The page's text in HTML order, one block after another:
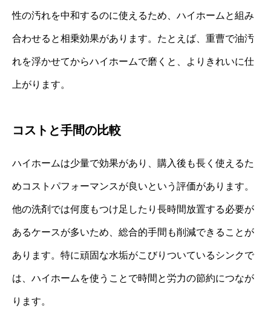
性の汚れを中和するのに使えるため、ハイホームと組み
合わせると相乗効果があります。たとえば、重曹で油汚
れを浮かせてからハイホームで磨くと、よりきれいに仕
上がります。
コストと手間の比較
ハイホームは少量で効果があり、購入後も長く使えるた
めコストパフォーマンスが良いという評価があります。
他の洗剤では何度もつけ足したり長時間放置する必要が
あるケースが多いため、総合的手間も削減できることが
あります。特に頑固な水垢がこびりついているシンクで
は、ハイホームを使うことで時間と労力の節約につなが
ります。